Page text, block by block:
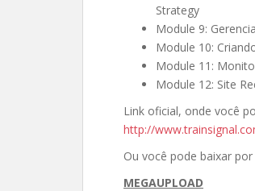
Strategy
Module 9:
Module 10:
Module 11:
Module 12: Site
Link oficial, onde você
http://
Ou você pode baixar
MEGAUPLOAD